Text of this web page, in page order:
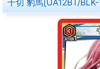
千切 豹馬[UA12BT/